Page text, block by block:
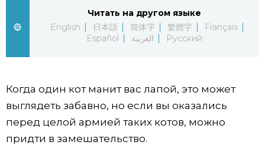
Люди
Блог
Политика
Экономика
Популярные статьи
Японский язык
Японский калейдоскоп
Семья
Читать на другом языке
English
日本語 简体字 繁體字
Français
Español
العربية Русский
Когда один кот манит вас лапой, это может
выглядеть забавно, но если вы оказались
перед целой армией таких котов, можно
придти в замешательство.